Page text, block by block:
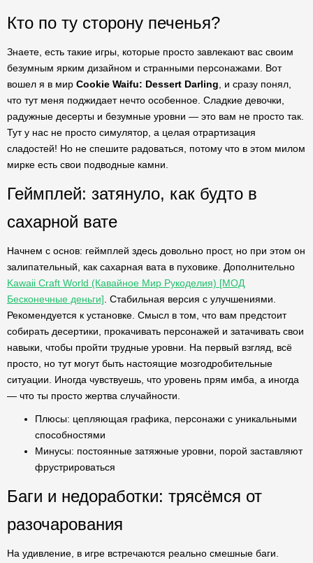
Кто по ту сторону печенья?
Знаете, есть такие игры, которые просто завлекают вас своим
безумным ярким дизайном и странными персонажами. Вот
вошел я в мир Cookie Waifu: Dessert Darling , и сразу понял,
что тут меня поджидает нечто особенное. Сладкие девочки,
радужные десерты и безумные уровни — это вам не просто так.
Тут у нас не просто симулятор, а целая отрартизация
сладостей! Но не спешите радоваться, потому что в этом милом
мирке есть свои подводные камни.
Геймплей: затянуло, как будто в
сахарной вате
Начнем с основ: геймплей здесь довольно прост, но при этом он
залипательный, как сахарная вата в пуховике. Дополнительно
Kawaii Craft World (Кавайное Мир Рукоделия) [МОД
Бесконечные деньги] . Стабильная версия с улучшениями.
Рекомендуется к установке. Смысл в том, что вам предстоит
собирать десертики, прокачивать персонажей и затачивать свои
навыки, чтобы пройти трудные уровни. На первый взгляд, всё
просто, но тут могут быть настоящие мозгодробительные
ситуации. Иногда чувствуешь, что уровень прям имба, а иногда
— что ты просто жертва случайности.
Плюсы: цепляющая графика, персонажи с уникальными
способностями
Минусы: постоянные затяжные уровни, порой заставляют
фрустрироваться
Баги и недоработки: трясёмся от
разочарования
На удивление, в игре встречаются реально смешные баги.